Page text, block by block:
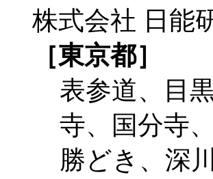
株式会社 日能
［東京都］
表参道、目
寺、国分寺
勝どき、深